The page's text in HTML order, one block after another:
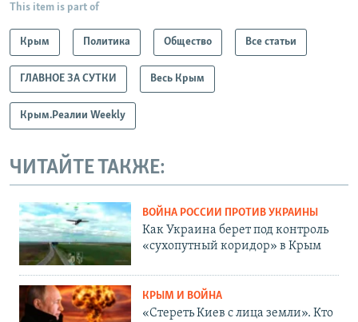
щ
и
й
л
й
и
л
а
й
д
This item is part of
Крым Политика Общество Все статьи
ГЛАВНОЕ ЗА СУТКИ Весь Крым
Крым.Реалии Weekly
ЧИТАЙТЕ ТАКЖЕ:
ВОЙНА РОССИИ ПРОТИВ УКРАИНЫ
Как Украина берет под контроль
«сухопутный коридор» в Крым
КРЫМ И ВОЙНА
«Стереть Киев с лица земли». Кто